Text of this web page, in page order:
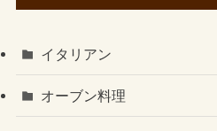
イタリアン
オーブン料理